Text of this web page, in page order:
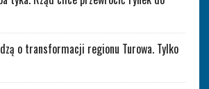
o transformacji regionu Turowa. Tylko